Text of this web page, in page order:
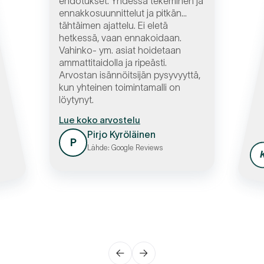
ennakkosuunnittelut ja pitkän
tähtäimen ajattelu. Ei eletä
hetkessä, vaan ennakoidaan.
Vahinko- ym. asiat hoidetaan
ammattitaidolla ja ripeästi.
Arvostan isännöitsijän pysyvyyttä,
kun yhteinen toimintamalli on
löytynyt.
Lue koko arvostelu
P
Pirjo Kyröläinen
Lähde: Google Reviews
← →